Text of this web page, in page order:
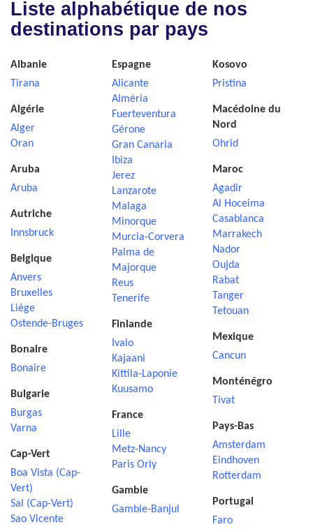
Liste alphabétique de nos
destinations par pays
Albanie
Tirana
Algérie
Alger
Oran
Aruba
Aruba
Autriche
Innsbruck
Belgique
Anvers
Bruxelles
Liège
Ostende-Bruges
Bonaire
Bonaire
Bulgarie
Burgas
Varna
Cap-Vert
Boa Vista (Cap-
Vert)
Sal (Cap-Vert)
Sao Vicente
Espagne
Alicante
Alméria
Fuerteventura
Gérone
Gran Canaria
Ibiza
Jerez
Lanzarote
Malaga
Minorque
Murcia-Corvera
Palma de
Majorque
Reus
Tenerife
Finlande
Ivalo
Kajaani
Kittila-Laponie
Kuusamo
France
Lille
Metz-Nancy
Paris Orly
Gambie
Gambie-Banjul
Kosovo
Pristina
Macédoine du
Nord
Ohrid
Maroc
Agadir
Al Hoceima
Casablanca
Marrakech
Nador
Oujda
Rabat
Tanger
Tetouan
Mexique
Cancun
Monténégro
Tivat
Pays-Bas
Amsterdam
Eindhoven
Rotterdam
Portugal
Faro